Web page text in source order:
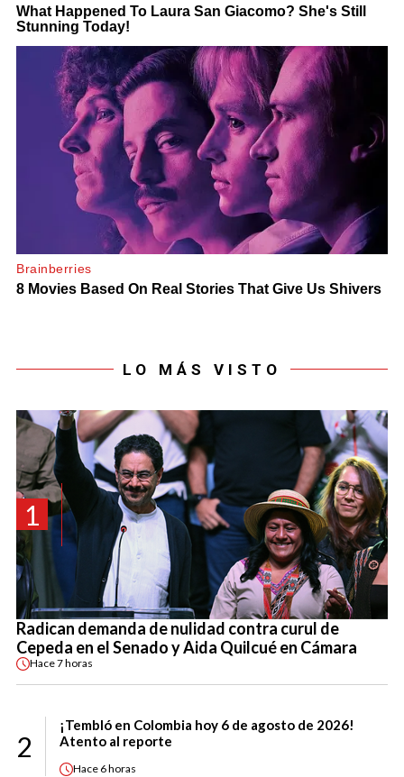
LO MÁS VISTO
1
Radican demanda de nulidad contra curul de
Cepeda en el Senado y Aida Quilcué en Cámara
Hace7 horas
2
¡Tembló en Colombia hoy 6 de agosto de 2026!
Atento al reporte
Hace 6 horas